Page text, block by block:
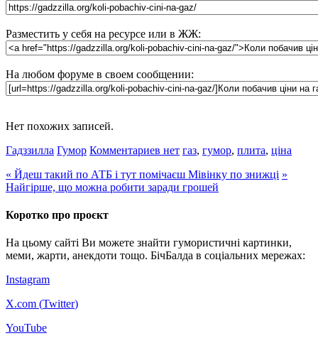
Разместить у себя на ресурсе или в ЖЖ:
На любом форуме в своем сообщении:
Нет похожих записей.
Гадззилла Гумор Комментариев нет газ, гумор, плита, ціна
« Йдеш такий по АТБ і тут помічаєш Мівінку по знижці »
Найгірше, що можна робити заради грошей
Коротко про проєкт
На цьому сайті Ви можете знайти гумористичні картинки,
меми, жарти, анекдоти тощо. БічБалда в соціальних мережах:
Instagram
X.com (Twitter)
YouTube